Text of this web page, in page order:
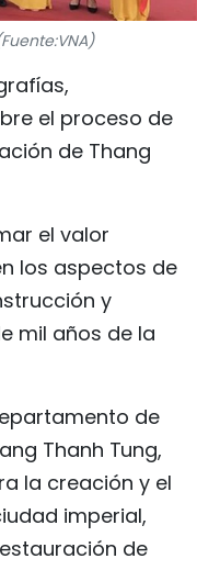
el proceso de
de Thang
el valor
los aspectos de
y
mil años de la
de
Thanh Tung,
la creación y el
imperial,
de